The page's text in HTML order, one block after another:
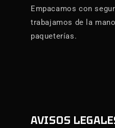
Empacamos con
trabajamos de la
paqueterías.
AVISOS